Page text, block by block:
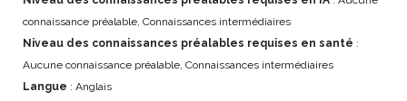
connaissance préalable, Connaissances intermédiaires
Niveau des connaissances préalables requises en santé :
Aucune connaissance préalable, Connaissances intermédiaires
Langue : Anglais